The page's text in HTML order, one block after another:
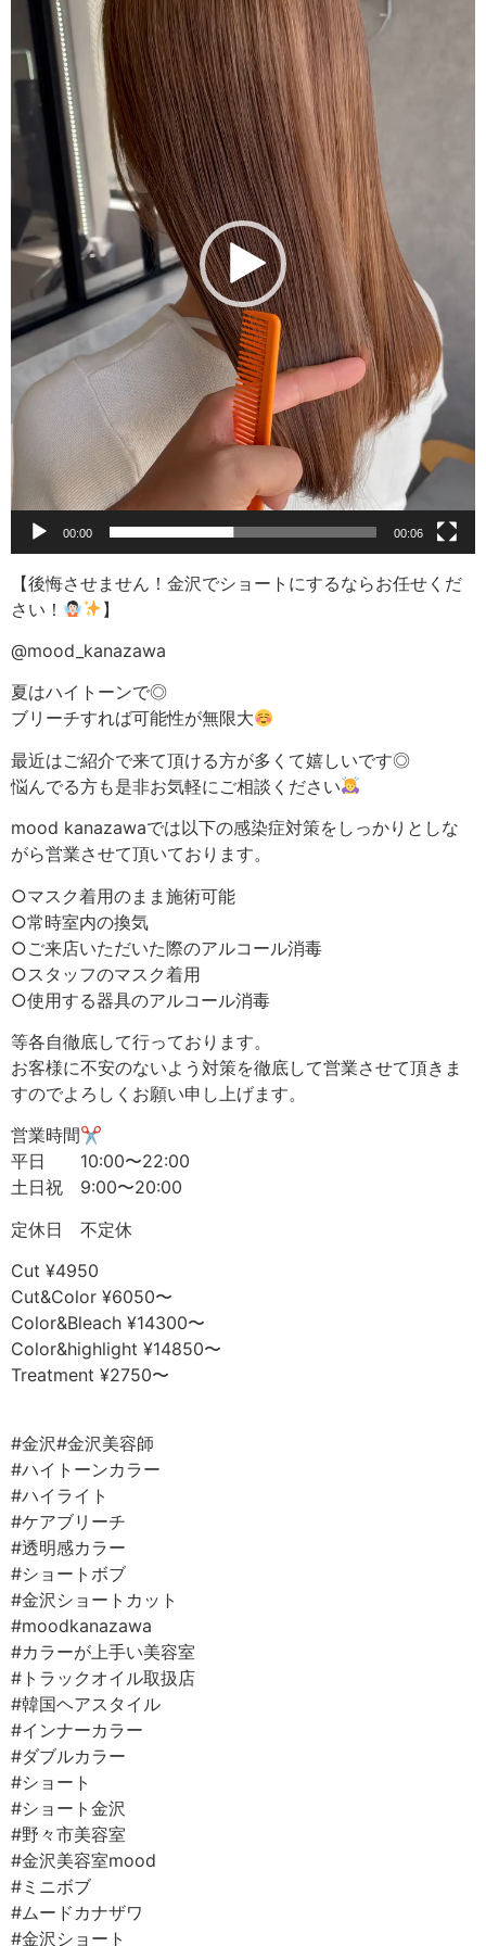
レ
00:00 00:06
【後悔させません！金沢でショートにするならお任せくだ
さい！
】
@mood_kanazawa
夏はハイトーンで◎
ブリーチすれば可能性が無限大
最近はご紹介で来て頂ける方が多くて嬉しいです◎
悩んでる方も是非お気軽にご相談ください
mood kanazawaでは以下の感染症対策をしっかりとしな
がら営業させて頂いております。
○マスク着用のまま施術可能
○常時室内の換気
○ご来店いただいた際のアルコール消毒
○スタッフのマスク着用
○使用する器具のアルコール消毒
等各自徹底して行っております。
お客様に不安のないよう対策を徹底して営業させて頂きま
すのでよろしくお願い申し上げます。
営業時間✂︎
平日 10:00〜22:00
土日祝 9:00〜20:00
定休日 不定休
Cut ¥4950
Cut&Color ¥6050〜
Color&Bleach ¥14300〜
Color&highlight ¥14850〜
Treatment ¥2750〜
#金沢#金沢美容師⠀
#ハイトーンカラー
#ハイライト⠀
#ケアブリーチ⠀
#透明感カラー⠀
#ショートボブ⠀
#金沢ショートカット⠀
#moodkanazawa ⠀
#カラーが上手い美容室⠀
#トラックオイル取扱店⠀
#韓国ヘアスタイル
#インナーカラー⠀
#ダブルカラー
#ショート
#ショート金沢
#野々市美容室⠀
#金沢美容室mood ⠀
#ミニボブ⠀
#ムードカナザワ⠀
#金沢ショート